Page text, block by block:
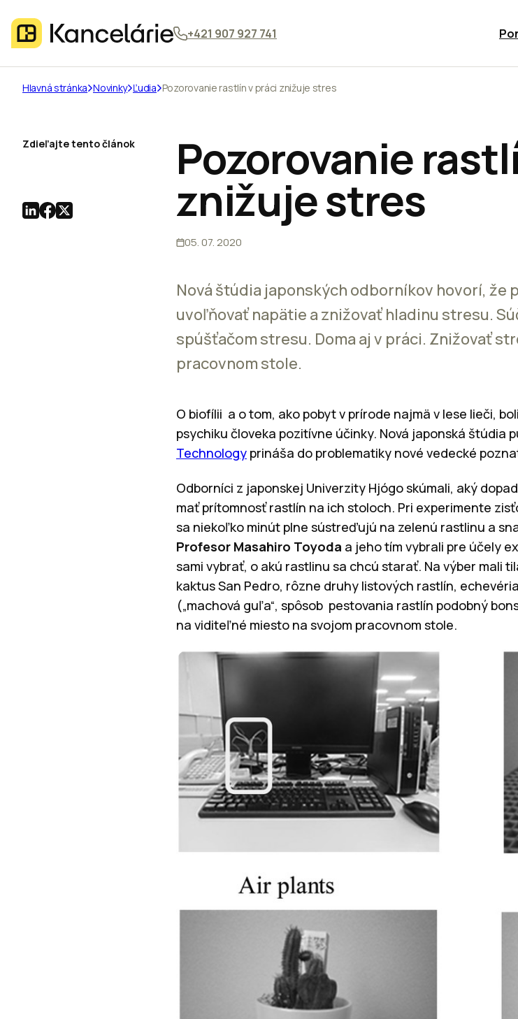
+421 907 927 741
Hlavná stránka Novinky Ľudia Pozorovanie rastlín v práci znižuje stres
Pozorovanie
znižuje stres
05. 07. 2020
Nová štúdia japonských odborníkov hovorí, že
uvoľňovať napätie a znižovať hladinu stresu.
spúšťačom stresu. Doma aj v práci. Znižovať
pracovnom stole.
O biofílii a o tom, ako pobyt v prírode najmä v lese lieči,
psychiku človeka pozitívne účinky. Nová japonská štúdia
Technology prináša do problematiky nové vedecké
Odborníci z japonskej Univerzity Hjógo skúmali, aký
mať prítomnosť rastlín na ich stoloch. Pri experimente
sa niekoľko minút plne sústreďujú na zelenú rastlinu a
Profesor Masahiro Toyoda a jeho tím vybrali pre účely
sami vybrať, o akú rastlinu sa chcú starať. Na výber mali
kaktus San Pedro, rôzne druhy listových rastlín,
(„machová guľa“, spôsob pestovania rastlín podobný
na viditeľné miesto na svojom pracovnom stole.
Zdieľajte tento článok